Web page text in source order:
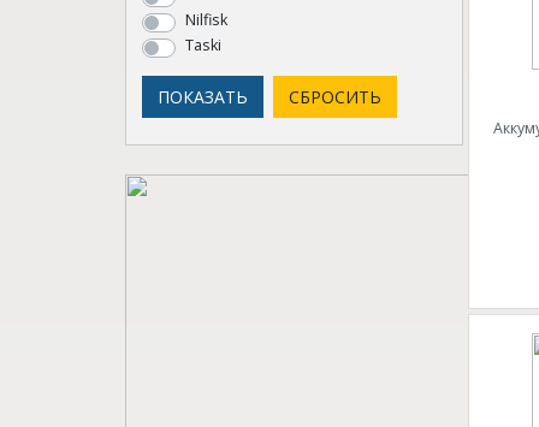
Nilfisk
Taski